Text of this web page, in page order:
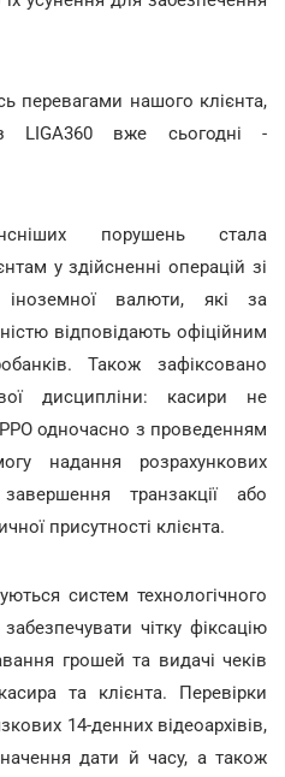
перевагами нашого клієнта,
LIGA360 вже сьогодні -
порушень стала
у здійсненні операцій зі
іноземної валюти, які за
відповідають офіційним
Також зафіксовано
дисципліни: касири не
одночасно з проведенням
надання розрахункових
транзакції або
присутності клієнта.
систем технологічного
чітку фіксацію
грошей та видачі чеків
та клієнта. Перевірки
14-денних відеоархівів,
дати й часу, а також